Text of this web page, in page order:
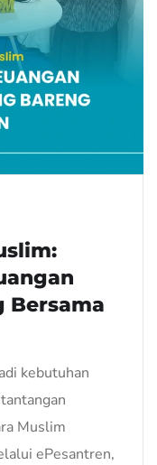
Bersama
kebutuhan
Muslim
ePesantren,